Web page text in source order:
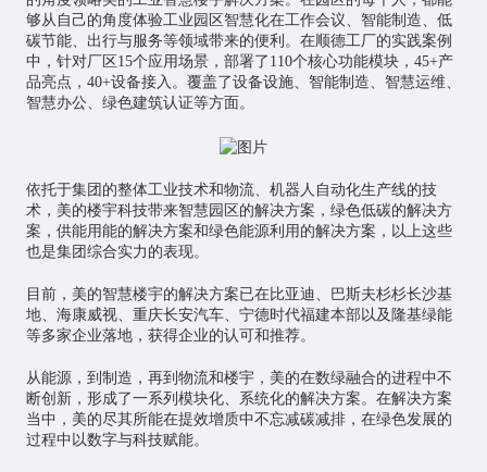
够从自己的角度体验工业园区智慧化在工作会议、智能制造、低
碳节能、出行与服务等领域带来的便利。在顺德工厂的实践案例
中，针对厂区15个应用场景，部署了110个核心功能模块，45+产
品亮点，40+设备接入。覆盖了设备设施、智能制造、智慧运维、
智慧办公、绿色建筑认证等方面。
依托于集团的整体工业技术和物流、机器人自动化生产线的技
术，美的楼宇科技带来智慧园区的解决方案，绿色低碳的解决方
案，供能用能的解决方案和绿色能源利用的解决方案，以上这些
也是集团综合实力的表现。
目前，美的智慧楼宇的解决方案已在比亚迪、巴斯夫杉杉长沙基
地、海康威视、重庆长安汽车、宁德时代福建本部以及隆基绿能
等多家企业落地，获得企业的认可和推荐。
从能源，到制造，再到物流和楼宇，美的在数绿融合的进程中不
断创新，形成了一系列模块化、系统化的解决方案。在解决方案
当中，美的尽其所能在提效增质中不忘减碳减排，在绿色发展的
过程中以数字与科技赋能。